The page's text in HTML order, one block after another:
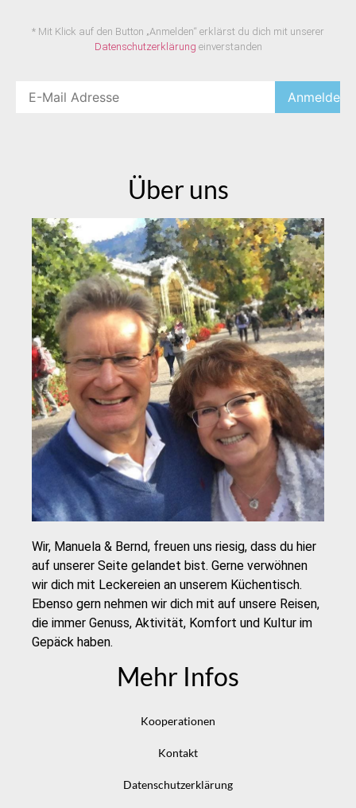
* Mit Klick auf den Button „Anmelden“ erklärst du dich mit unserer
Datenschutzerklärung einverstanden
Über uns
Wir, Manuela & Bernd, freuen uns riesig, dass du hier
auf unserer Seite gelandet bist. Gerne verwöhnen
wir dich mit Leckereien an unserem Küchentisch.
Ebenso gern nehmen wir dich mit auf unsere Reisen,
die immer Genuss, Aktivität, Komfort und Kultur im
Gepäck haben.
Mehr Infos
Kooperationen
Kontakt
Datenschutzerklärung